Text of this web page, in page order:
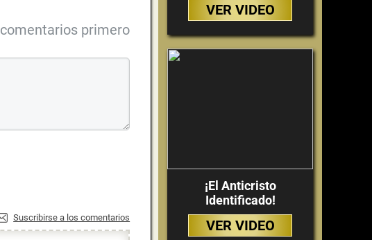
comentarios primero
Suscribirse a los comentarios
VER VIDEO
¡El Anticristo
Identificado!
VER VIDEO